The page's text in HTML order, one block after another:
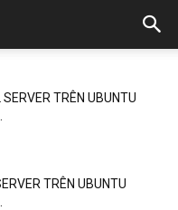
TRÊN UBUNTU
TRÊN UBUNTU